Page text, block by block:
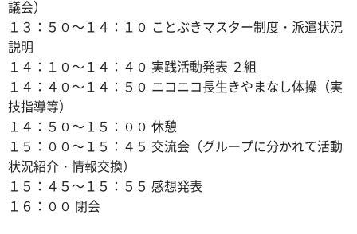
議会）
１３：５０～１４：１０ ことぶきマスター制度・派遣状況
説明
１４：１０～１４：４０ 実践活動発表 ２組
１４：４０～１４：５０ ニコニコ長生きやまなし体操（実
技指導等）
１４：５０～１５：００ 休憩
１５：００～１５：４５ 交流会（グループに分かれて活動
状況紹介・情報交換）
１５：４５～１５：５５ 感想発表
１６：００ 閉会